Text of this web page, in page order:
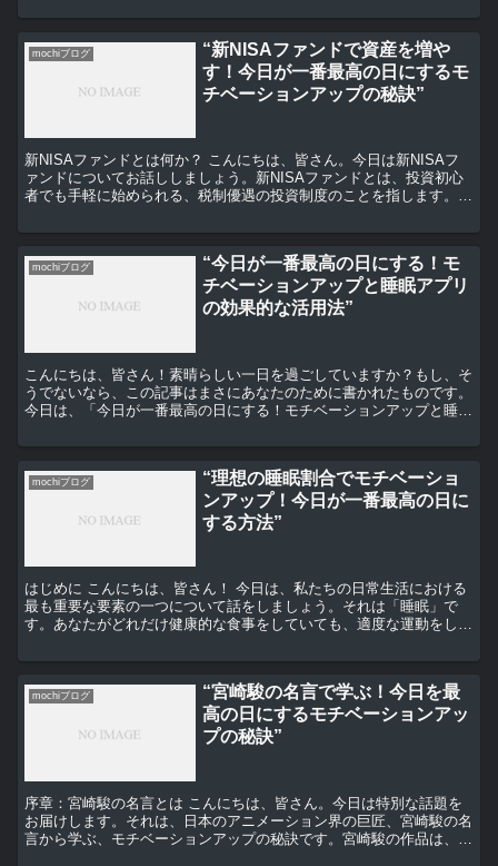
mochiブログ
“新NISAファンドで資産を増や
す！今日が一番最高の日にするモ
チベーションアップの秘訣”
新NISAファンドとは何か？ こんにちは、皆さん。今日は新NISAフ
ァンドについてお話ししましょう。新NISAファンドとは、投資初心
者でも手軽に始められる、税制優遇の投資制度のことを指します。こ
mochiブログ
“今日が一番最高の日にする！モ
チベーションアップと睡眠アプリ
の効果的な活用法”
こんにちは、皆さん！素晴らしい一日を過ごしていますか？もし、そ
うでないなら、この記事はまさにあなたのために書かれたものです。
今日は、「今日が一番最高の日にする！モチベーションアップと睡眠
mochiブログ
“理想の睡眠割合でモチベーショ
ンアップ！今日が一番最高の日に
する方法”
はじめに こんにちは、皆さん！ 今日は、私たちの日常生活における
最も重要な要素の一つについて話をしましょう。それは「睡眠」で
す。あなたがどれだけ健康的な食事をしていても、適度な運動をして
mochiブログ
“宮崎駿の名言で学ぶ！今日を最
高の日にするモチベーションアッ
プの秘訣”
序章：宮崎駿の名言とは こんにちは、皆さん。今日は特別な話題を
お届けします。それは、日本のアニメーション界の巨匠、宮崎駿の名
言から学ぶ、モチベーションアップの秘訣です。宮崎駿の作品は、そ